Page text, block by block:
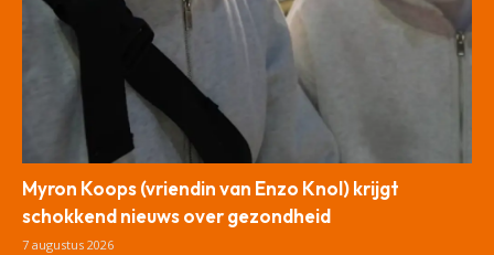
Myron Koops (vriendin van Enzo Knol) krijgt
schokkend nieuws over gezondheid
7 augustus 2026